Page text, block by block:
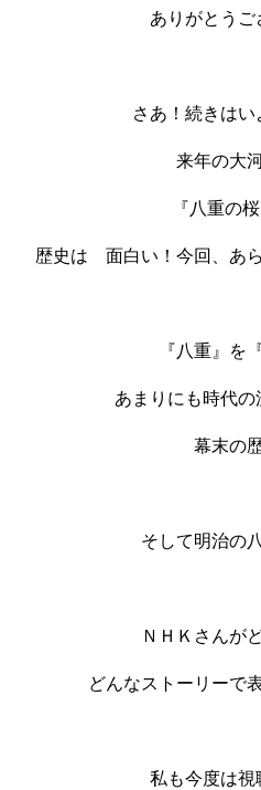
ありがとうご
さあ！続きはい
来年の大
『八重の
歴史は 面白い！今回、あ
『八重』を
あまりにも時代の
幕末の
そして明治の
ＮＨＫさんが
どんなストーリーで
私も今度は視